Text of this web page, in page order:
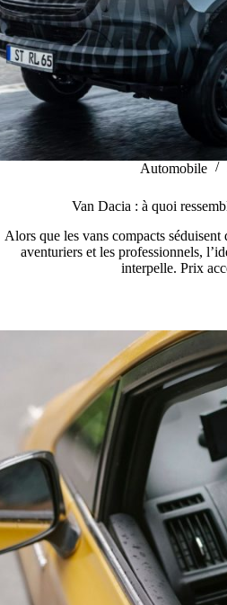
Automobile
Van Dacia : à quoi
Alors que les vans compacts
aventuriers et les professionnels,
interpelle. Prix